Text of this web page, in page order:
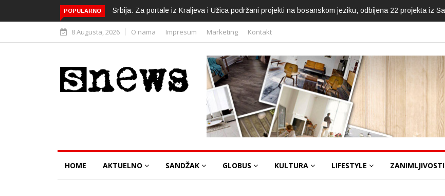
POPULARNO Srbija: Za portale iz Kraljeva i Užica podržani projekti na bosanskom jeziku, odbijena 22 projekta iz
8 Augusta, 2026 O nama Impresum Marketing Kontakt
HOME AKTUELNO SANDŽAK GLOBUS KULTURA LIFESTYLE ZANIMLJIVOSTI